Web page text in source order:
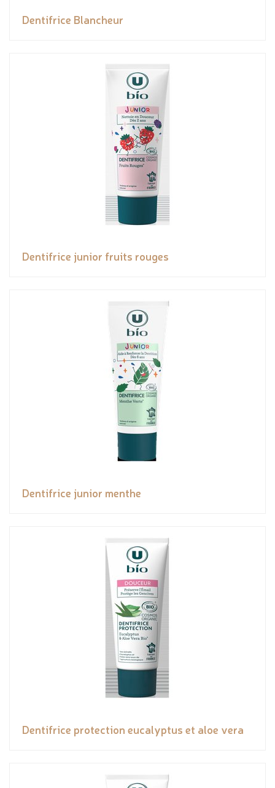
Dentifrice Blancheur
Dentifrice junior fruits rouges
Dentifrice junior menthe
Dentifrice protection eucalyptus et aloe vera